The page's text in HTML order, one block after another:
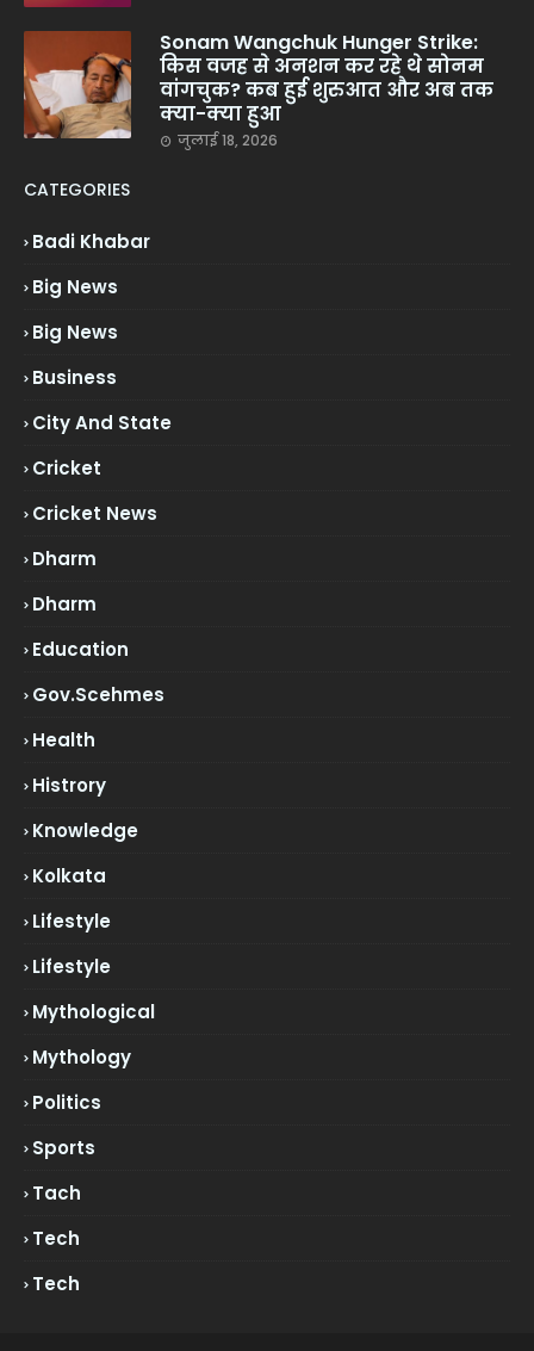
Sonam Wangchuk Hunger Strike:
किस वजह से अनशन कर रहे थे सोनम
वांगचुक? कब हुई शुरुआत और अब तक
क्या-क्या हुआ
जुलाई 18, 2026
CATEGORIES
Badi Khabar
Big News
Big News
Business
City And State
Cricket
Cricket News
Dharm
Dharm
Education
Gov.scehmes
Health
Histrory
Knowledge
Kolkata
Lifestyle
Lifestyle
Mythological
Mythology
Politics
Sports
Tach
Tech
Tech